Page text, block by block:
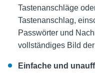
Tastenanschläge
Tastenanschlag,
Passwörter und
vollständiges Bild
Einfache und